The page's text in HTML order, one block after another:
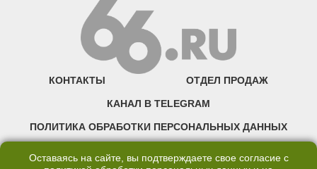
КОНТАКТЫ ОТДЕЛ ПРОДАЖ
КАНАЛ В TELEGRAM
ПОЛИТИКА ОБРАБОТКИ ПЕРСОНАЛЬНЫХ ДАННЫХ
Оставаясь на сайте, вы подтверждаете свое согласие с